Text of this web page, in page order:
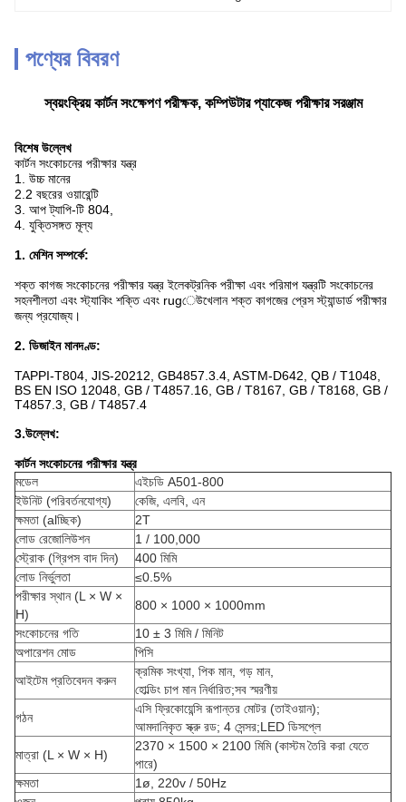
পণ্যের বিবরণ
স্বয়ংক্রিয় কার্টন সংক্ষেপণ পরীক্ষক, কম্পিউটার প্যাকেজ পরীক্ষার সরঞ্জাম
বিশেষ উল্লেখ
কার্টন সংকোচনের পরীক্ষার যন্ত্র
1. উচ্চ মানের
2.2 বছরের ওয়ারেন্টি
3. আপ ট্যাপি-টি 804,
4. যুক্তিসঙ্গত মূল্য
1. মেশিন সম্পর্কে:
শক্ত কাগজ সংকোচনের পরীক্ষার যন্ত্র ইলেকট্রনিক পরীক্ষা এবং পরিমাপ যন্ত্রটি সংকোচনের
সহনশীলতা এবং স্ট্যাকিং শক্তি এবং rugেউখেলান শক্ত কাগজের প্রেস স্ট্যান্ডার্ড পরীক্ষার
জন্য প্রযোজ্য।
2. ডিজাইন মানদণ্ড:
TAPPI-T804, JIS-20212, GB4857.3.4, ASTM-D642, QB / T1048,
BS EN ISO 12048, GB / T4857.16, GB / T8167, GB / T8168, GB /
T4857.3, GB / T4857.4
3.উল্লেখ:
কার্টন সংকোচনের পরীক্ষার যন্ত্র
মডেল
এইচডি A501-800
ইউনিট (পরিবর্তনযোগ্য)
কেজি, এলবি, এন
ক্ষমতা (alচ্ছিক)
2T
লোড রেজোলিউশন
1 / 100,000
স্ট্রোক (গ্রিপস বাদ দিন)
400 মিমি
লোড নির্ভুলতা
≤0.5%
পরীক্ষার স্থান (L × W ×
H)
800 × 1000 × 1000mm
সংকোচনের গতি
10 ± 3 মিমি / মিনিট
অপারেশন মোড
পিসি
আইটেম প্রতিবেদন করুন
ক্রমিক সংখ্যা, পিক মান, গড় মান,
হোল্ডিং চাপ মান নির্ধারিত;সব স্মরণীয়
গঠন
এসি ফ্রিকোয়েন্সি রূপান্তর মোটর (তাইওয়ান);
আমদানিকৃত স্ক্রু রড; 4 সেন্সর;LED ডিসপ্লে
মাত্রা (L × W × H)
2370 × 1500 × 2100 মিমি (কাস্টম তৈরি করা যেতে
পারে)
ক্ষমতা
1ø, 220v / 50Hz